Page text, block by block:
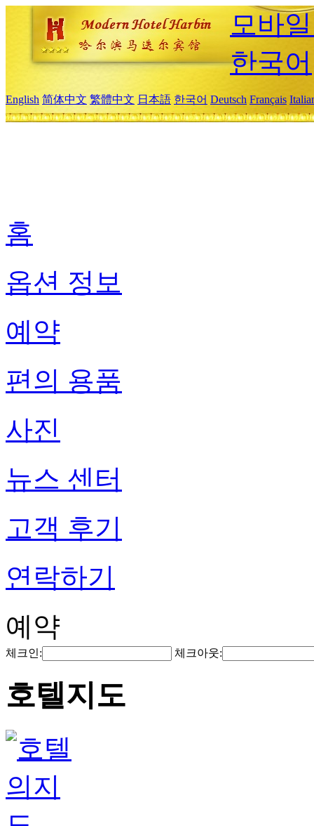
모바
한국어
English 简体中文 繁體中文 日本語 한국어 Deutsch Français
홈
옵션 정보
예약
편의 용품
사진
뉴스 센터
고객 후기
연락하기
예약
체크인: 체크아웃:
호텔지도